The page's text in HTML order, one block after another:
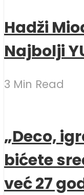
Hadži
Najbolji
3 Min Read
„Deco,
bićete
već 27